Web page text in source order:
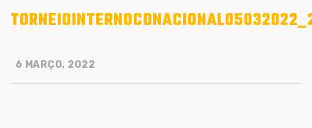
6 MARÇO, 2022